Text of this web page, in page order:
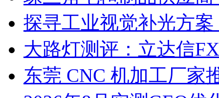
探寻工业视觉补光方
大路灯测评：立达信
东莞 CNC 机加工厂家